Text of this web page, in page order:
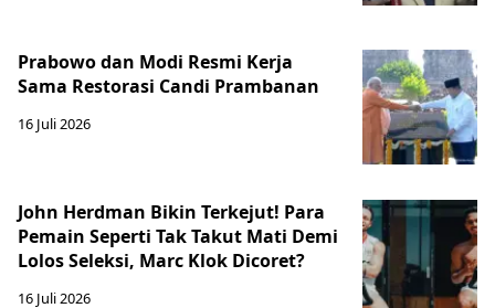
Prabowo dan Modi Resmi Kerja
Sama Restorasi Candi Prambanan
16 Juli 2026
John Herdman Bikin Terkejut! Para
Pemain Seperti Tak Takut Mati Demi
Lolos Seleksi, Marc Klok Dicoret?
16 Juli 2026